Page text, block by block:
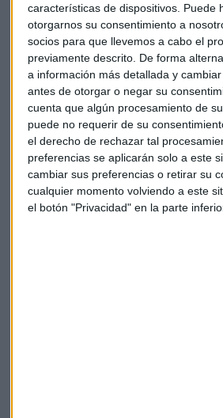
características de dispositivos. Puede
otorgarnos su consentimiento a
socios para que llevemos a cabo el
previamente descrito. De forma
a información más detallada y
antes de otorgar o negar su
cuenta que algún procesamiento de
puede no requerir de su
el derecho de rechazar tal
preferencias se aplicarán solo a este
cambiar sus preferencias o retirar su
cualquier momento volviendo a este
el botón "Privacidad" en la parte
El BCE cree que la DeFI
para la estabilidad
Vale la pena mencionar queLagarde
descentralizadas (DeFi), que
representar un "riesgo real para
financiera", deberían estar
segundo marco regulatorio además
financieros.
De esta manera, la criptomoneda
mundo, Bitcoin, que no tiene un solo